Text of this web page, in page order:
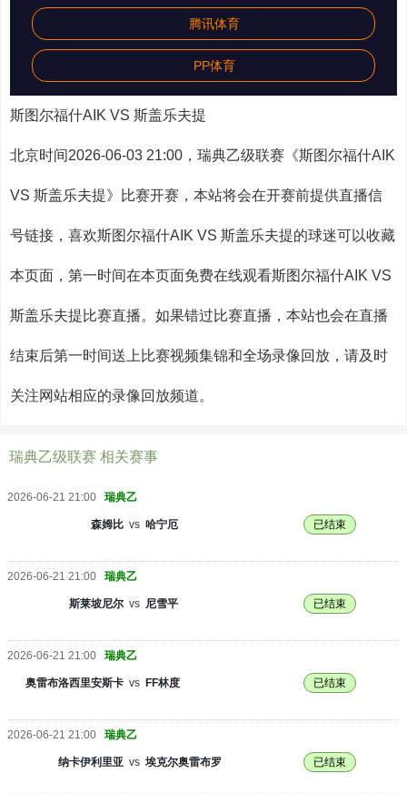
腾讯体育
PP体育
斯图尔福什AIK VS 斯盖乐夫提
北京时间2026-06-03 21:00，瑞典乙级联赛《斯图尔福什AIK
VS 斯盖乐夫提》比赛开赛，本站将会在开赛前提供直播信
号链接，喜欢斯图尔福什AIK VS 斯盖乐夫提的球迷可以收藏
本页面，第一时间在本页面免费在线观看斯图尔福什AIK VS
斯盖乐夫提比赛直播。如果错过比赛直播，本站也会在直播
结束后第一时间送上比赛视频集锦和全场录像回放，请及时
关注网站相应的录像回放频道。
瑞典乙级联赛 相关赛事
2026-06-21 21:00 瑞典乙
森姆比 vs 哈宁厄 已结束
2026-06-21 21:00 瑞典乙
斯莱坡尼尔 vs 尼雪平 已结束
2026-06-21 21:00 瑞典乙
奥雷布洛西里安斯卡 vs FF林度 已结束
2026-06-21 21:00 瑞典乙
纳卡伊利里亚 vs 埃克尔奥雷布罗 已结束